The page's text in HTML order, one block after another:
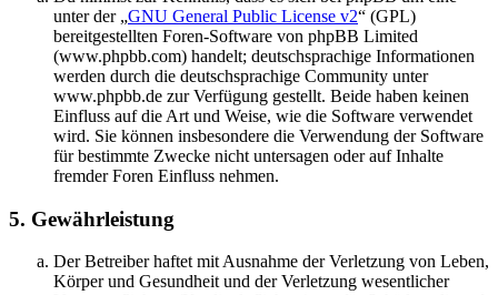
unter der „GNU General Public License v2“ (GPL)
bereitgestellten Foren-Software von phpBB Limited
(www.phpbb.com) handelt; deutschsprachige Informationen
werden durch die deutschsprachige Community unter
www.phpbb.de zur Verfügung gestellt. Beide haben keinen
Einfluss auf die Art und Weise, wie die Software verwendet
wird. Sie können insbesondere die Verwendung der Software
für bestimmte Zwecke nicht untersagen oder auf Inhalte
fremder Foren Einfluss nehmen.
5. Gewährleistung
Der Betreiber haftet mit Ausnahme der Verletzung von Leben,
Körper und Gesundheit und der Verletzung wesentlicher